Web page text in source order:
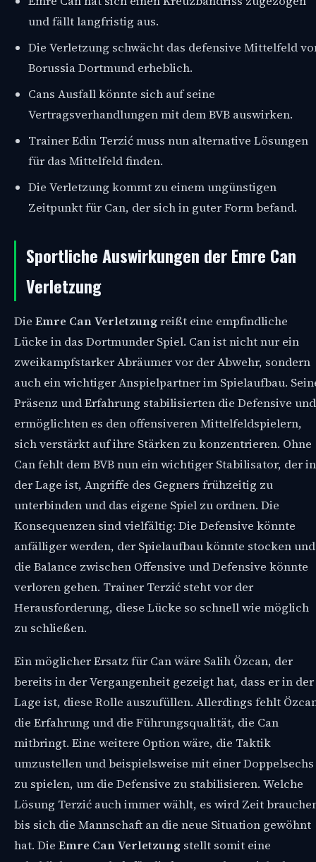
und fällt langfristig aus.
Die Verletzung schwächt das defensive Mittelfeld
Borussia Dortmund erheblich.
Cans Ausfall könnte sich auf seine
Vertragsverhandlungen mit dem BVB auswirken.
Trainer Edin Terzić muss nun alternative Lösungen
für das Mittelfeld finden.
Die Verletzung kommt zu einem ungünstigen
Zeitpunkt für Can, der sich in guter Form befand.
Sportliche Auswirkungen der Emre Can
Verletzung
Die Emre Can Verletzungreißt eine empfindliche
Lücke in das Dortmunder Spiel. Can ist nicht nur ein
zweikampfstarker Abräumer vor der Abwehr, sondern
auch ein wichtiger Anspielpartner im Spielaufbau.
Präsenz und Erfahrung stabilisierten die Defensive und
ermöglichten es den offensiveren Mittelfeldspielern,
sich verstärkt auf ihre Stärken zu konzentrieren. Ohne
Can fehlt dem BVB nun ein wichtiger Stabilisator, der in
der Lage ist, Angriffe des Gegners frühzeitig zu
unterbinden und das eigene Spiel zu ordnen. Die
Konsequenzen sind vielfältig: Die Defensive könnte
anfälliger werden, der Spielaufbau könnte stocken und
die Balance zwischen Offensive und Defensive könnte
verloren gehen. Trainer Terzić steht vor der
Herausforderung, diese Lücke so schnell wie möglich
zu schließen.
Ein möglicher Ersatz für Can wäre Salih Özcan, der
bereits in der Vergangenheit gezeigt hat, dass er in der
Lage ist, diese Rolle auszufüllen. Allerdings fehlt
die Erfahrung und die Führungsqualität, die Can
mitbringt. Eine weitere Option wäre, die Taktik
umzustellen und beispielsweise mit einer Doppelsechs
zu spielen, um die Defensive zu stabilisieren. Welche
Lösung Terzić auch immer wählt, es wird Zeit
bis sich die Mannschaft an die neue Situation gewöhnt
hat. Die Emre Can Verletzung stellt somit eine